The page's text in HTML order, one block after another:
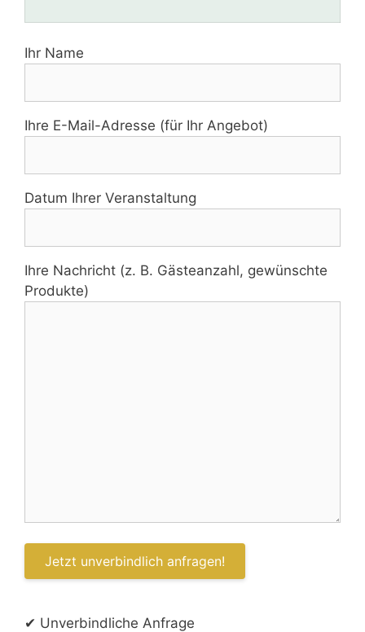
Ihr Name
Ihre E-Mail-Adresse (für Ihr Angebot)
Datum Ihrer Veranstaltung
Ihre Nachricht (z. B. Gästeanzahl, gewünschte
Produkte)
✔ Unverbindliche Anfrage